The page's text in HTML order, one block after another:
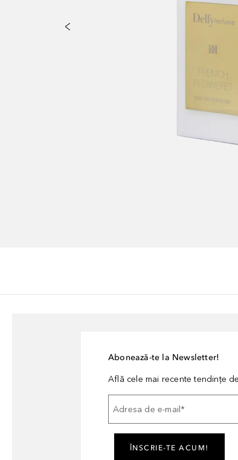
Abonează-te la Newsletter!
Află cele mai recente tendințe
Adresa de e-mail *
ÎNSCRIE-TE ACUM!